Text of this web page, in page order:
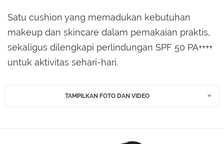
Satu cushion yang memadukan kebutuhan
makeup dan skincare dalam pemakaian praktis,
sekaligus dilengkapi perlindungan SPF 50 PA++++
untuk aktivitas sehari-hari.
TAMPILKAN FOTO DAN VIDEO